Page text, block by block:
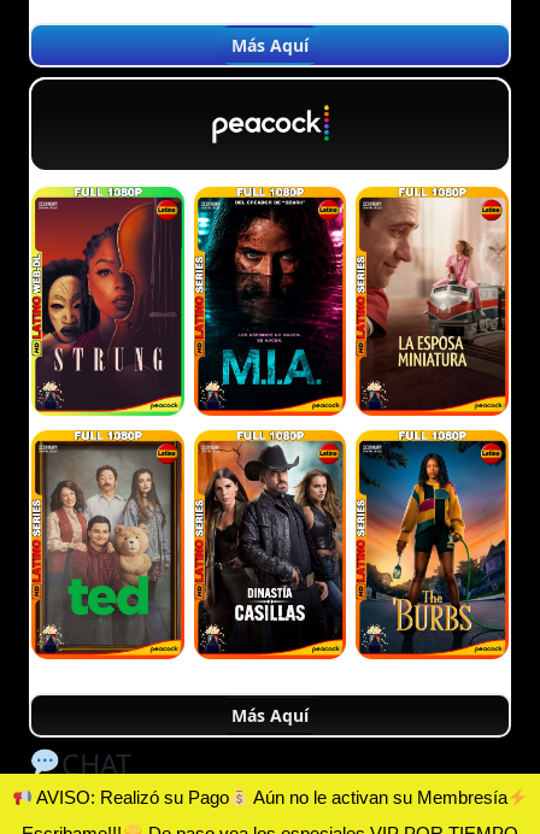
AVISO: Realizó su Pago
Aún no le activan su Membresía
Más Aquí
Más Aquí
CHAT